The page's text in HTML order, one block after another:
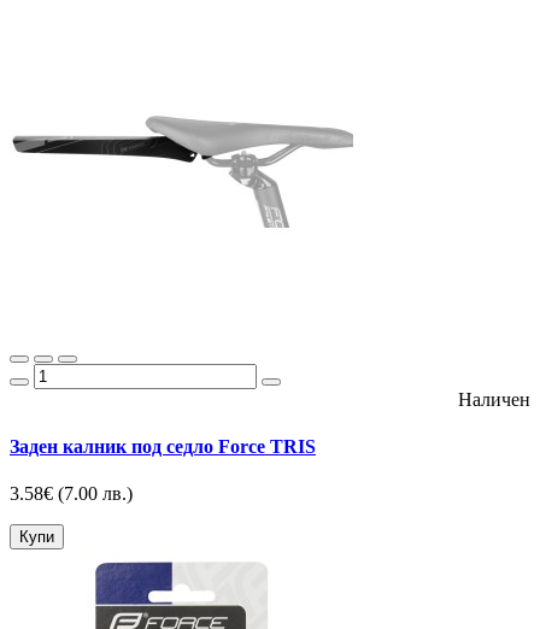
Наличен
Заден калник под седло Force TRIS
3.58€ (7.00 лв.)
Купи